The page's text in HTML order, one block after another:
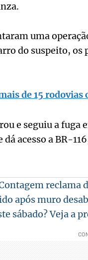
uma
do suspeito,
de 15
e seguiu a fuga
dá acesso a BR-
reclama
após muro
sábado? Veja a